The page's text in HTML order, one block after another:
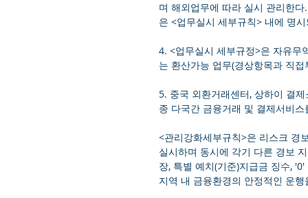
며 해외업무에 따라 실시 관리한
은 <업무실시 세부규칙> 내에 명
4. <업무실시 세부규정>은 자유무
는 환산가능 업무(경상항목과 직
5. 중국 외환거래센터, 상하이 결
종 다국간 금융거래 및 결제서비
<관리강화세부규칙>은 리스크 경
실시하며 동시에 각기 다른 경보
장, 특별 예치(기준)지급금 징수,
지역 내 금융환경의 안정적인 운